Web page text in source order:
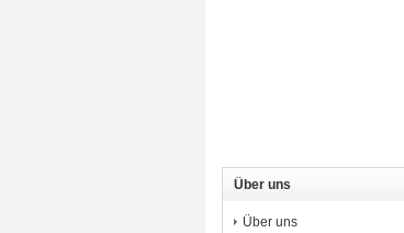
Über uns
Über uns